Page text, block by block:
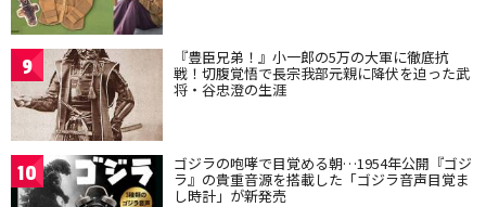
9 『豊臣兄弟！』小一郎の5万の大軍に徹底抗
戦！切腹覚悟で長宗我部元親に降伏を迫った武
将・谷忠澄の生涯
10 ゴジラの咆哮で目覚める朝…1954年公開『ゴジ
ラ』の貴重音源を搭載した「ゴジラ音声目覚ま
し時計」が新発売